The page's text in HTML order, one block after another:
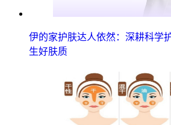
伊的家护肤达人依然：深耕科学
生好肤质